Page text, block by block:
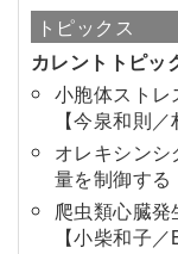
トピックス
カレントトピッ
小胞体スト
【今泉和則
オレキシン
量を制御す
爬虫類心臓
【小柴和子